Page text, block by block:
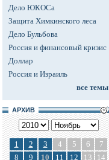
Дело ЮКОСа
Защита Химкинского леса
Дело Бульбова
Россия и финансовый кризис
Доллар
Россия и Израиль
все темы
АРХИВ
1 2 3 4 5 6
7
8
9 10 11 12 13
14